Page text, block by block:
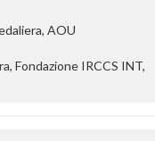
AOU
Fondazione IRCCS INT,